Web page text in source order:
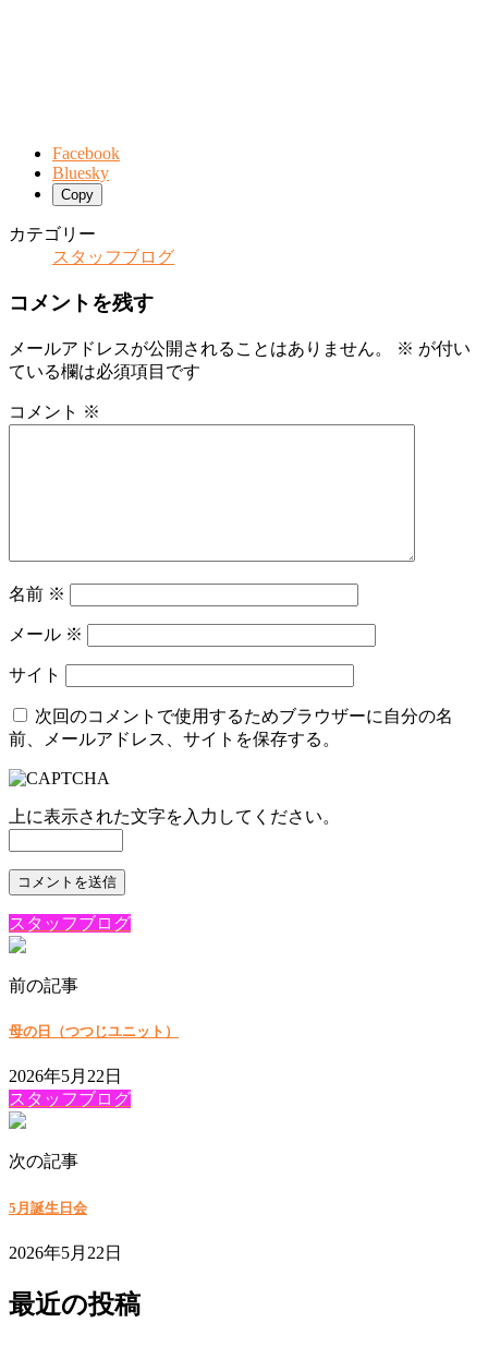
Facebook
Bluesky
Copy
カテゴリー
スタッフブログ
コメントを残す
メールアドレスが公開されることはありません。 ※ が付い
ている欄は必須項目です
コメント ※
名前 ※
メール ※
サイト
次回のコメントで使用するためブラウザーに自分の名
前、メールアドレス、サイトを保存する。
上に表示された文字を入力してください。
スタッフブログ
前の記事
母の日（つつじユニット）
2026年5月22日
スタッフブログ
次の記事
5月誕生日会
2026年5月22日
最近の投稿